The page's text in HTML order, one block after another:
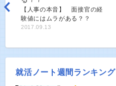
【人事の本音】 面接官の経
験値にはムラがある？？
2017.09.13
就活ノート週間ランキング